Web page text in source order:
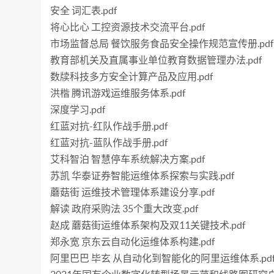
安全 词汇表.pdf
将心比心 工控资源技术交流平台.pdf
市场监督总局 餐饮服务食品安全操作规范宣传册.pdf
教育部机关及直属事业单位教育数据管理办法.pdf
数牍科技多方安全计算产品及应用.pdf
洪楷 腾讯游戏运维服务体系.pdf
深度学习.pdf
红蓝对抗-红队作战手册.pdf
红蓝对抗-蓝队作战手册.pdf
艾科智泊 智慧停车系统解决方案.pdf
苏凯 华泰证券智能运维体系探索与实践.pdf
蘑菇街 运维技术管理体系建设分享.pdf
解读 政府采购法 35个重大改变.pdf
赵成 蘑菇街运维体系架构及双11关键技术.pdf
郑永宽 京东云自动化运维体系构建.pdf
阿里巴巴 毕玄 从自动化到智能化的阿里运维体系